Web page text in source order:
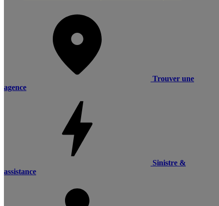
Trouver une
agence
Sinistre &
assistance